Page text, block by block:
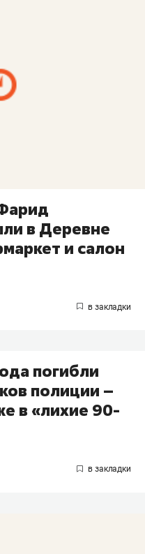
в Деревне
и салон
погибли
полиции –
в «лихие 90-